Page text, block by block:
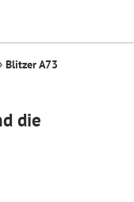
Search
Blitzer A73
die